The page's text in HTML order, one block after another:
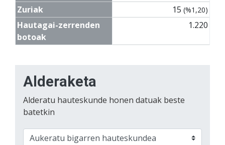
Zuriak 15 (%1,20)
Hautagai-zerrenden
botoak
1.220
Alderaketa
Alderatu hauteskunde honen datuak beste
batetkin